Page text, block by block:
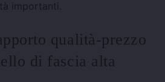
importanti.
qualità-prezzo
di fascia alta